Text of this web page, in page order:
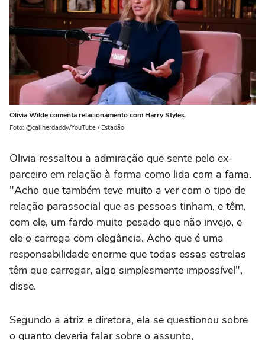
Olivia Wilde comenta relacionamento com Harry Styles.
Foto: @callherdaddy/YouTube / Estadão
Olivia ressaltou a admiração que sente pelo ex-
parceiro em relação à forma como lida com a fama.
"Acho que também teve muito a ver com o tipo de
relação parassocial que as pessoas tinham, e têm,
com ele, um fardo muito pesado que não invejo, e
ele o carrega com elegância. Acho que é uma
responsabilidade enorme que todas essas estrelas
têm que carregar, algo simplesmente impossível",
disse.
Segundo a atriz e diretora, ela se questionou sobre
o quanto deveria falar sobre o assunto,